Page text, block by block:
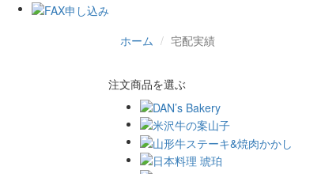
ホーム 宅配実績
注文商品を選ぶ